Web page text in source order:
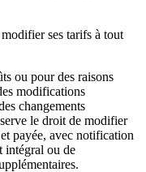
ses tarifs à tout
ou pour des raisons
modifications
changements
le droit de modifier
payée, avec notification
intégral ou de